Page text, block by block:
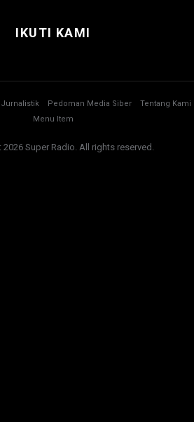
IKUTI KAMI
Jurnalistik Pedoman Media Siber
Tentang Kami
Menu Item
Super Radio. All rights reserved.